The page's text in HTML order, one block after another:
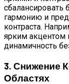
сбалансировать
гармонию и
контраста.
ярким акцентом
динамичность
3. Снижение
Областях